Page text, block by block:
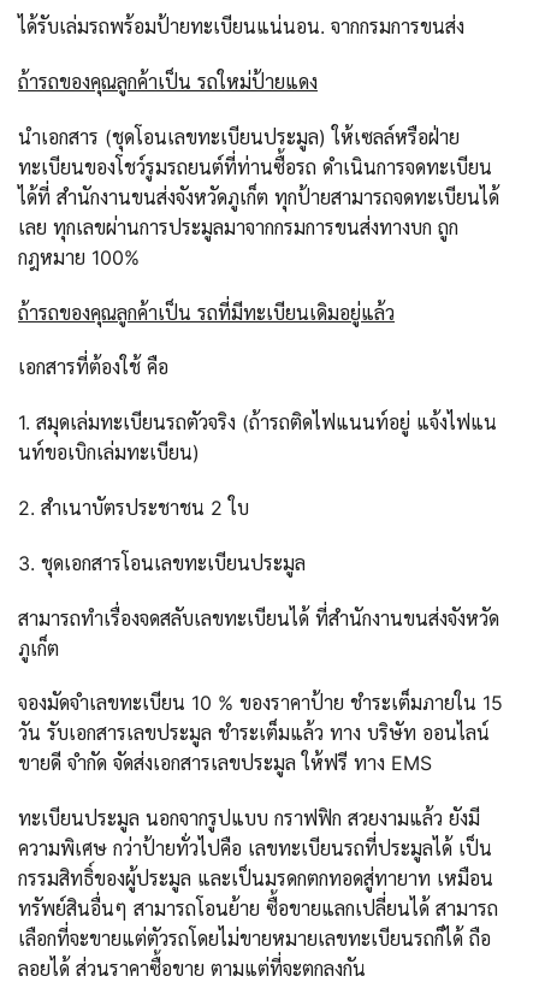
ได้รับเล่มรถพร้อมป้ายทะเบียนแน่นอน. จากกรมการขนส่ง
ถ้ารถของคุณลูกค้าเป็น รถใหม่ป้ายแดง
นำเอกสาร (ชุดโอนเลขทะเบียนประมูล) ให้เซลล์หรือฝ่าย
ทะเบียนของโชว์รูมรถยนต์ที่ท่านซื้อรถ ดำเนินการจดทะเบียน
ได้ที่ สำนักงานขนส่งจังหวัดภูเก็ต ทุกป้ายสามารถจดทะเบียนได้
เลย ทุกเลขผ่านการประมูลมาจากกรมการขนส่งทางบก ถูก
กฎหมาย 100%
ถ้ารถของคุณลูกค้าเป็น รถที่มีทะเบียนเดิมอยู่แล้ว
เอกสารที่ต้องใช้ คือ
1. สมุดเล่มทะเบียนรถตัวจริง (ถ้ารถติดไฟแนนท์อยู่ แจ้งไฟแน
นท์ขอเบิกเล่มทะเบียน)
2. สำเนาบัตรประชาชน 2 ใบ
3. ชุดเอกสารโอนเลขทะเบียนประมูล
สามารถทำเรื่องจดสลับเลขทะเบียนได้ ที่สำนักงานขนส่งจังหวัด
ภูเก็ต
จองมัดจำเลขทะเบียน 10 % ของราคาป้าย ชำระเต็มภายใน 15
วัน รับเอกสารเลขประมูล ชำระเต็มแล้ว ทาง บริษัท ออนไลน์
ขายดี จำกัด จัดส่งเอกสารเลขประมูล ให้ฟรี ทาง EMS
ทะเบียนประมูล นอกจากรูปแบบ กราฟฟิก สวยงามแล้ว ยังมี
ความพิเศษ กว่าป้ายทั่วไปคือ เลขทะเบียนรถที่ประมูลได้ เป็น
กรรมสิทธิ์ของผู้ประมูล และเป็นมรดกตกทอดสู่ทายาท เหมือน
ทรัพย์สินอื่นๆ สามารถโอนย้าย ซื้อขายแลกเปลี่ยนได้ สามารถ
เลือกที่จะขายแต่ตัวรถโดยไม่ขายหมายเลขทะเบียนรถก็ได้ ถือ
ลอยได้ ส่วนราคาซื้อขาย ตามแต่ที่จะตกลงกัน